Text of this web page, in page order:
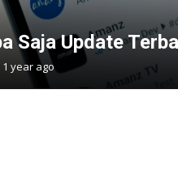
Saja Update
1 year ago